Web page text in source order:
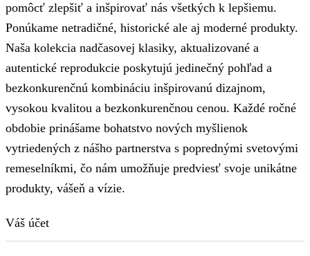
pomôcť zlepšiť a inšpirovať nás všetkých k lepšiemu.
Ponúkame netradičné, historické ale aj moderné produkty.
Naša kolekcia nadčasovej klasiky, aktualizované a
autentické reprodukcie poskytujú jedinečný pohľad a
bezkonkurenčnú kombináciu inšpirovanú dizajnom,
vysokou kvalitou a bezkonkurenčnou cenou. Každé ročné
obdobie prinášame bohatstvo nových myšlienok
vytriedených z nášho partnerstva s poprednými svetovými
remeselníkmi, čo nám umožňuje predviesť svoje unikátne
produkty, vášeň a vízie.
Váš účet